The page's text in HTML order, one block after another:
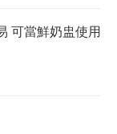
可當鮮奶盅使用